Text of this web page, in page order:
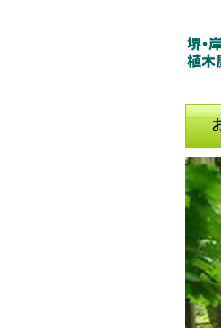
メ